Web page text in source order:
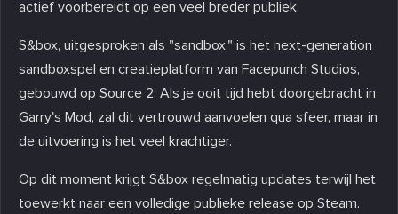
actief voorbereidt op een veel breder publiek.
S&box, uitgesproken als "sandbox," is het next-generation
sandboxspel en creatieplatform van Facepunch Studios,
gebouwd op Source 2. Als je ooit tijd hebt doorgebracht in
Garry's Mod, zal dit vertrouwd aanvoelen qua sfeer, maar in
de uitvoering is het veel krachtiger.
Op dit moment krijgt S&box regelmatig updates terwijl het
toewerkt naar een volledige publieke release op Steam.